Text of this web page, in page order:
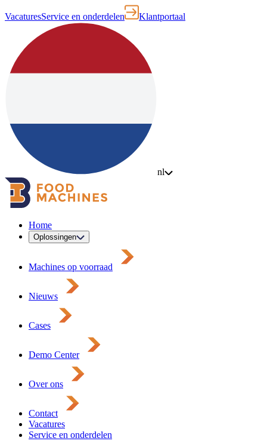
VacaturesService en onderdelen Klantportaal
nl
Home
Oplossingen
Machines op voorraad
Nieuws
Cases
Demo Center
Over ons
Contact
Vacatures
Service en onderdelen